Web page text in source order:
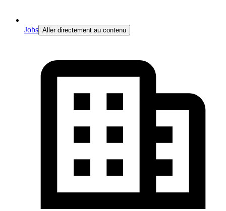
Jobs Aller directement au contenu